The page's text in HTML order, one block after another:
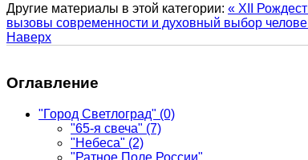
Другие материалы в этой категории: « XII
вызовы современности и духовный выбор
Наверх
Оглавление
"Город Светлоград" (0)
"65-я свеча" (7)
"Небеса" (2)
"Ратное Поле России"